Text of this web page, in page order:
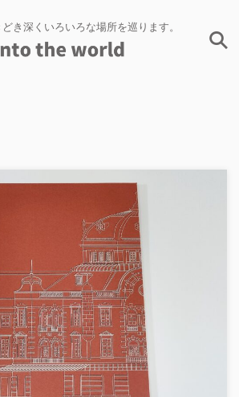
き深くいろいろな場所を巡ります。